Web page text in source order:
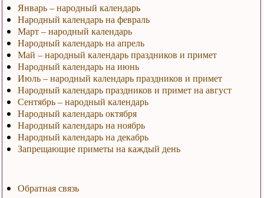
Январь – народный календарь
Народный календарь на февраль
Март – народный календарь
Народный календарь на апрель
Май – народный календарь праздников и примет
Народный календарь на июнь
Июль – народный календарь праздников и примет
Народный календарь праздников и примет на август
Сентябрь – народный календарь
Народный календарь октября
Народный календарь на ноябрь
Народный календарь на декабрь
Запрещающие приметы на каждый день
Обратная связь